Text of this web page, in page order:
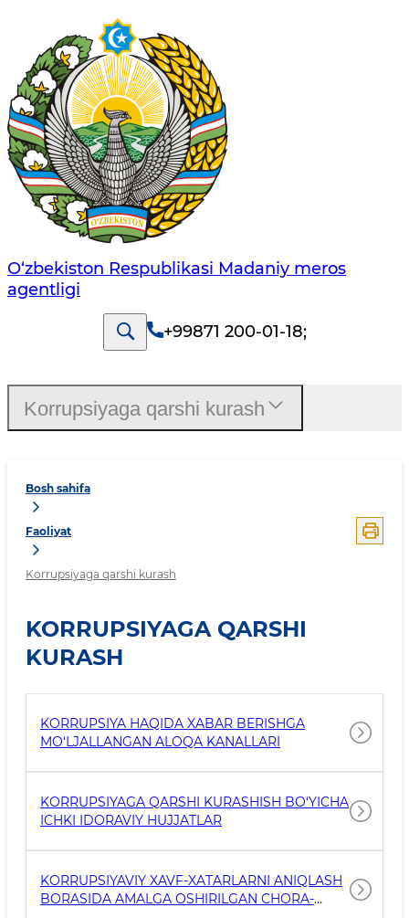
O‘zbekiston Respublikasi Madaniy meros
agentligi
+99871 200-01-18;
Bosh sahifa
Faoliyat
Korrupsiyaga qarshi kurash
KORRUPSIYAGA QARSHI
KURASH
KORRUPSIYA HAQIDA XABAR BERISHGA
MO‘LJALLANGAN ALOQA KANALLARI
KORRUPSIYAGA QARSHI KURASHISH BO‘YICHA
ICHKI IDORAVIY HUJJATLAR
KORRUPSIYAVIY XAVF-XATARLARNI ANIQLASH
BORASIDA AMALGA OSHIRILGAN CHORA-
Korrupsiyaga qarshi kurash